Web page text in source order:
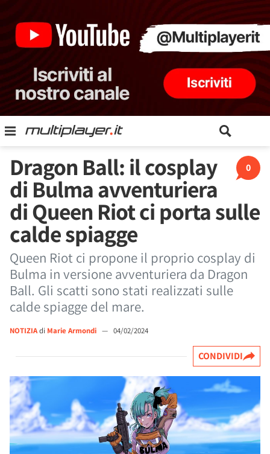
0
Dragon Ball: il cosplay
di Bulma avventuriera
di Queen Riot ci porta sulle
calde spiagge
Queen Riot ci propone il proprio cosplay di
Bulma in versione avventuriera da Dragon
Ball. Gli scatti sono stati realizzati sulle
calde spiagge del mare.
NOTIZIAdi Marie Armondi — 04/02/2024
CONDIVIDI